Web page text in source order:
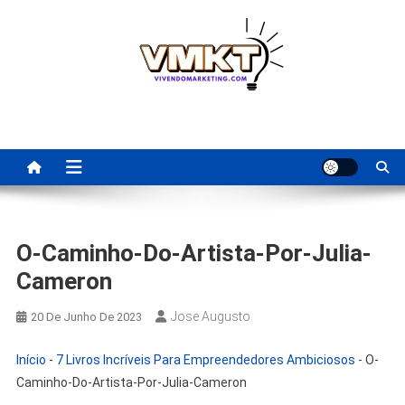
Para Revenda | Vivendo
Marketing
O-Caminho-Do-Artista-Por-Julia-
Cameron
20 De Junho De 2023 Jose Augusto
Início - 7 Livros Incríveis Para Empreendedores Ambiciosos - O-
Caminho-Do-Artista-Por-Julia-Cameron